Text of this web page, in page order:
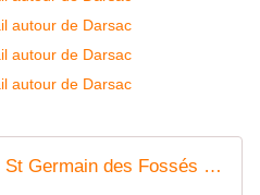
Ligne Le Puy en Velay - St Germain des Fossés : bientôt thème d'un recueil